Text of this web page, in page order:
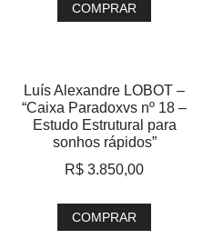
COMPRAR
Luís Alexandre LOBOT –
“Caixa Paradoxvs nº 18 –
Estudo Estrutural para
sonhos rápidos”
R$ 3.850,00
COMPRAR